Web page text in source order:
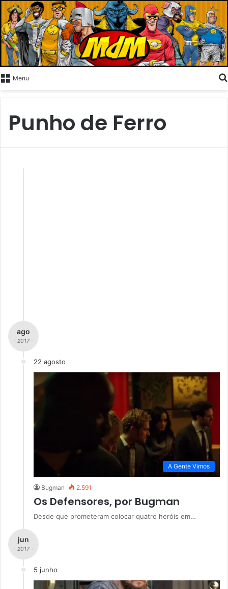
Menu
Punho de Ferro
ago
- 2017 -
22 agosto
A Gente Vimos
Bugman 2.591
Os Defensores, por Bugman
Desde que prometeram colocar quatro heróis em…
jun
- 2017 -
5 junho